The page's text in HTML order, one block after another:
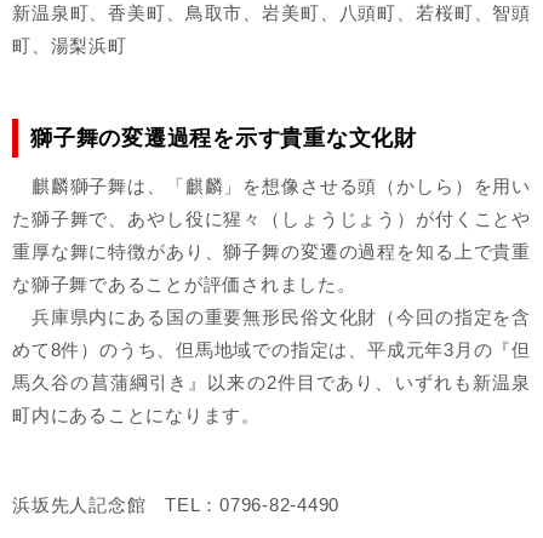
新温泉町、香美町、鳥取市、岩美町、八頭町、若桜町、智頭
町、湯梨浜町
獅子舞の変遷過程を示す貴重な文化財
麒麟獅子舞は、「麒麟」を想像させる頭（かしら）を用い
た獅子舞で、あやし役に猩々（しょうじょう）が付くことや
重厚な舞に特徴があり、獅子舞の変遷の過程を知る上で貴重
な獅子舞であることが評価されました。
兵庫県内にある国の重要無形民俗文化財（今回の指定を含
めて8件）のうち、但馬地域での指定は、平成元年3月の『但
馬久谷の菖蒲綱引き』以来の2件目であり、いずれも新温泉
町内にあることになります。
浜坂先人記念館 TEL：0796-82‐4490